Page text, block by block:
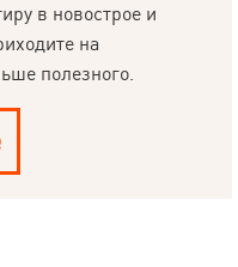
в новострое и
на
полезного.